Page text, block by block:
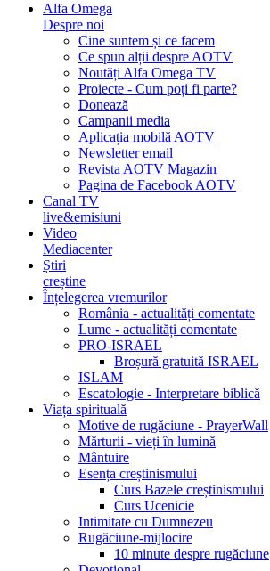
Alfa Omega
Despre noi
Cine suntem și ce facem
Ce spun alții despre AOTV
Noutăți Alfa Omega TV
Proiecte - Cum poți fi parte?
Donează
Campanii media
Aplicația mobilă AOTV
Newsletter email
Revista AOTV Magazin
Pagina de Facebook AOTV
Canal TV
live&emisiuni
Video
Mediacenter
Știri
creștine
Înțelegerea vremurilor
România - actualități comentate
Lume - actualități comentate
PRO-ISRAEL
Broșură gratuită ISRAEL
ISLAM
Escatologie - Interpretare biblică
Viața spirituală
Motive de rugăciune - PrayerWall
Mărturii - vieți în lumină
Mântuire
Esența creștinismului
Curs Bazele creștinismului
Curs Ucenicie
Intimitate cu Dumnezeu
Rugăciune-mijlocire
10 minute despre rugăciune